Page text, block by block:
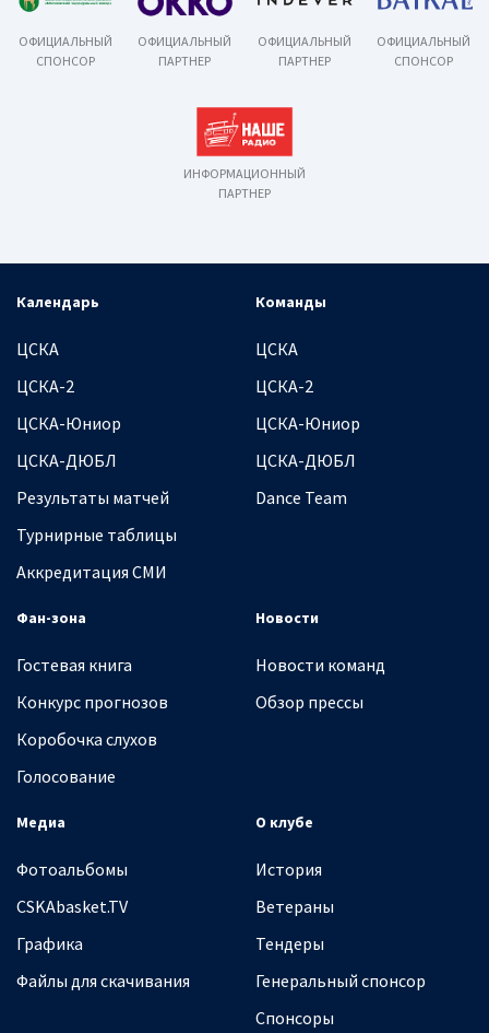
ОФИЦИАЛЬНЫЙ
СПОНСОР
ОФИЦИАЛЬНЫЙ
ПАРТНЕР
ОФИЦИАЛЬНЫЙ
ПАРТНЕР
ОФИЦИАЛЬНЫЙ
СПОНСОР
ИНФОРМАЦИОННЫЙ
ПАРТНЕР
Календарь
ЦСКА
ЦСКА-2
ЦСКА-Юниор
ЦСКА-ДЮБЛ
Результаты матчей
Турнирные таблицы
Аккредитация СМИ
Команды
ЦСКА
ЦСКА-2
ЦСКА-Юниор
ЦСКА-ДЮБЛ
Dance Team
Фан-зона
Гостевая книга
Конкурс прогнозов
Коробочка слухов
Голосование
Новости
Новости команд
Обзор прессы
Медиа
Фотоальбомы
CSKAbasket.TV
Графика
Файлы для скачивания
О клубе
История
Ветераны
Тендеры
Генеральный спонсор
Спонсоры